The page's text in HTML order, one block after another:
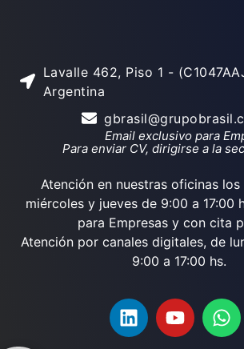
Lavalle 462, Piso 1 -
Argentina
Email exclusivo para
Para enviar CV, dirigirse a la
Atención en nuestras oficinas
miércoles y jueves de 9:00 a 17:00
para Empresas y con cita
Atención por canales digitales, de
9:00 a 17:00 hs.